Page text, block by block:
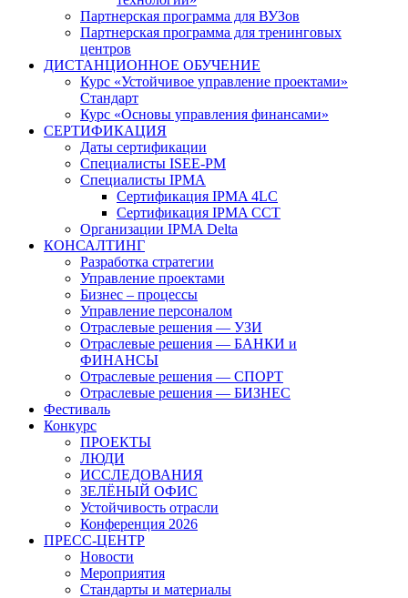
Партнерская программа для ВУЗов
Партнерская программа для тренинговых
центров
ДИСТАНЦИОННОЕ ОБУЧЕНИЕ
Курс «Устойчивое управление проектами»
Стандарт
Курс «Основы управления финансами»
СЕРТИФИКАЦИЯ
Даты сертификации
Специалисты ISEE-PM
Специалисты IPMA
Сертификация IPMA 4LC
Сертификация IPMA CCT
Организации IPMA Delta
КОНСАЛТИНГ
Разработка стратегии
Управление проектами
Бизнес – процессы
Управление персоналом
Отраслевые решения — УЗИ
Отраслевые решения — БАНКИ и
ФИНАНСЫ
Отраслевые решения — СПОРТ
Отраслевые решения — БИЗНЕС
Фестиваль
Конкурс
ПРОЕКТЫ
ЛЮДИ
ИССЛЕДОВАНИЯ
ЗЕЛЁНЫЙ ОФИС
Устойчивость отрасли
Конференция 2026
ПРЕСС-ЦЕНТР
Новости
Мероприятия
Стандарты и материалы